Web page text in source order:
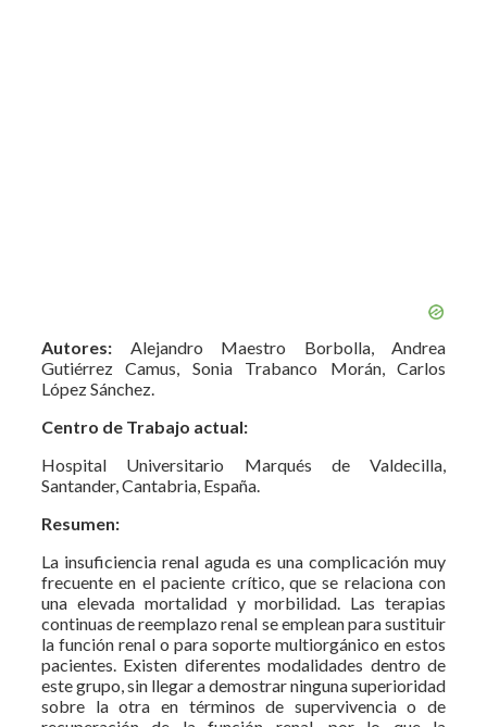
Autores: Alejandro Maestro Borbolla, Andrea
Gutiérrez Camus, Sonia Trabanco Morán, Carlos
López Sánchez.
Centro de Trabajo actual:
Hospital Universitario Marqués de Valdecilla,
Santander, Cantabria, España.
Resumen:
La insuficiencia renal aguda es una complicación muy
frecuente en el paciente crítico, que se relaciona con
una elevada mortalidad y morbilidad. Las terapias
continuas de reemplazo renal se emplean para sustituir
la función renal o para soporte multiorgánico en estos
pacientes. Existen diferentes modalidades dentro de
este grupo, sin llegar a demostrar ninguna superioridad
sobre la otra en términos de supervivencia o de